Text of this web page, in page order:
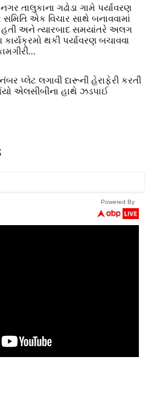
તાલુકાના ગઢોડા ગામે પર્યાવરણ
સમિતિ એક વિચાર સાથે બનાવવામાં
અને ત્યારબાદ સમયાંતરે અલગ
થકી પર્યાવરણ બચાવવા
પ્લેટ લગાવી દારૂની હેરાફેરી કરતી
એલસીબીના હાથે ઝડપાઈ